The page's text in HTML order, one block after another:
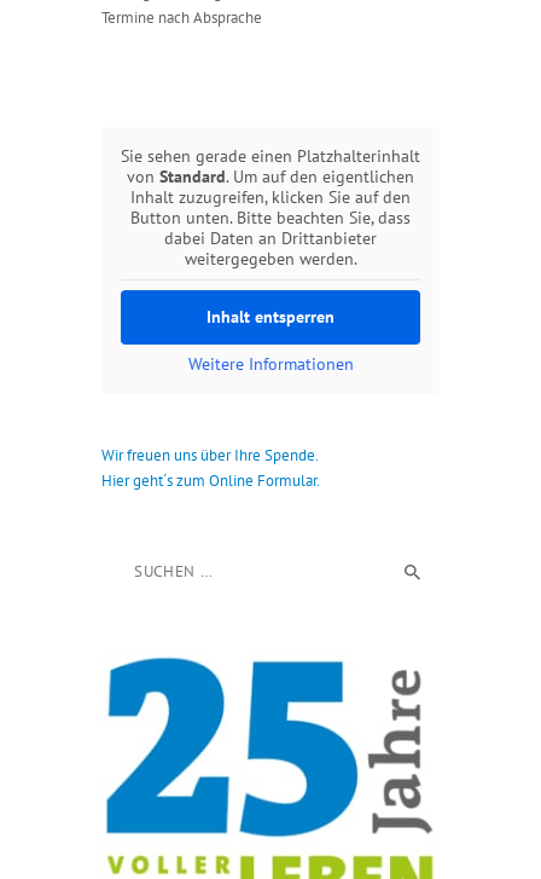
Termine nach Absprache
Sie sehen gerade einen Platzhalterinhalt
von Standard. Um auf den eigentlichen
Inhalt zuzugreifen, klicken Sie auf den
Button unten. Bitte beachten Sie, dass
dabei Daten an Drittanbieter
weitergegeben werden.
Inhalt entsperren
Weitere Informationen
Wir freuen uns über Ihre Spende.
Hier geht´s zum Online Formular.